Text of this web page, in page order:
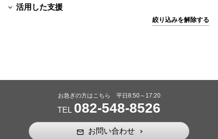
活用した支援
絞り込みを解除する
お急ぎの方はこちら 平日8:50～17:20
TEL 082-548-8526
mail_outline お問い合わせ